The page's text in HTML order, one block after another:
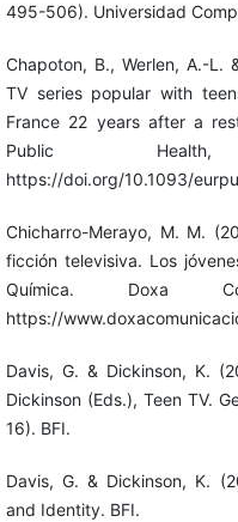
495-506). Universidad
Chapoton, B., Werlen, A.-L.
TV series popular with
France 22 years after a
Public
https://doi.org/10.1093/
Chicharro-Merayo, M. M.
ficción televisiva. Los
Química. Doxa
https://
Davis, G. & Dickinson, K.
Dickinson (Eds.), Teen TV.
16). BFI.
Davis, G. & Dickinson, K.
and Identity. BFI.